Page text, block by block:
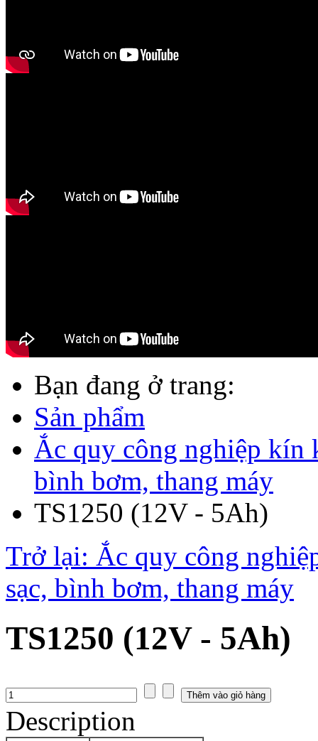
Bạn đang ở trang:
Sản phẩm
Ắc quy công nghiệp kín
bình bơm, thang máy
TS1250 (12V - 5Ah)
Trở lại: Ắc quy công
sạc, bình bơm, thang máy
TS1250 (12V - 5Ah)
Description